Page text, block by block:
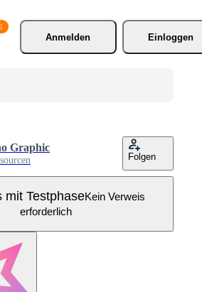
Anmelden
Einloggen
Graphic
Folgen
mit TestphaseKein Verweis
erforderlich